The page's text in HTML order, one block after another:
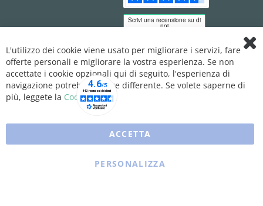
L'utilizzo dei cookie viene usato per migliorare i servizi, fare
offerte personali e migliorare la vostra esperienza. Se non
accettate i cookie opzionali qui di seguito, l'esperienza di
navigazione potrebbe essere differente. Se volete saperne di
più, leggete la Cookie Policy
ACCETTA
PERSONALIZZA